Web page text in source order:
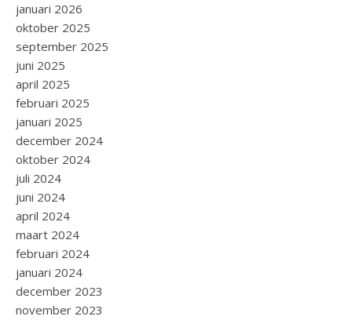
januari 2026
oktober 2025
september 2025
juni 2025
april 2025
februari 2025
januari 2025
december 2024
oktober 2024
juli 2024
juni 2024
april 2024
maart 2024
februari 2024
januari 2024
december 2023
november 2023